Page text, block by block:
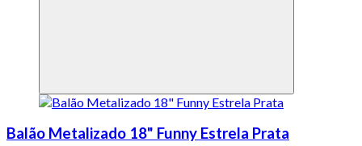
Balão Metalizado 18" Funny Estrela Prata